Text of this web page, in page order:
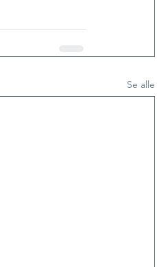
Se alle